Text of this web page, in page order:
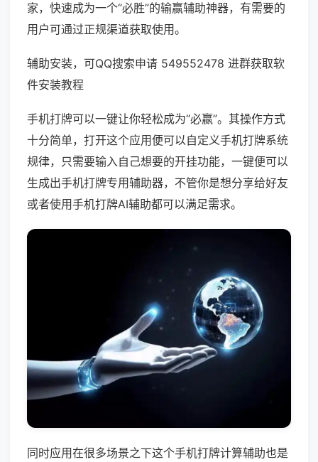
家，快速成为一个“必胜”的输赢辅助神器，有需要的
用户可通过正规渠道获取使用。
辅助安装，可QQ搜索申请 549552478 进群获取软
件安装教程
手机打牌可以一键让你轻松成为“必赢”。其操作方式
十分简单，打开这个应用便可以自定义手机打牌系统
规律，只需要输入自己想要的开挂功能，一键便可以
生成出手机打牌专用辅助器，不管你是想分享给好友
或者使用手机打牌AI辅助都可以满足需求。
同时应用在很多场景之下这个手机打牌计算辅助也是